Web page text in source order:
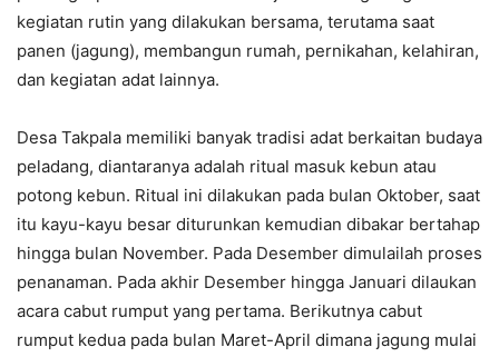
kegiatan rutin yang dilakukan bersama, terutama saat
panen (jagung), membangun rumah, pernikahan, kelahiran,
dan kegiatan adat lainnya.
Desa Takpala memiliki banyak tradisi adat berkaitan budaya
peladang, diantaranya adalah ritual masuk kebun atau
potong kebun. Ritual ini dilakukan pada bulan Oktober, saat
itu kayu-kayu besar diturunkan kemudian dibakar bertahap
hingga bulan November. Pada Desember dimulailah proses
penanaman. Pada akhir Desember hingga Januari dilaukan
acara cabut rumput yang pertama. Berikutnya cabut
rumput kedua pada bulan Maret-April dimana jagung mulai